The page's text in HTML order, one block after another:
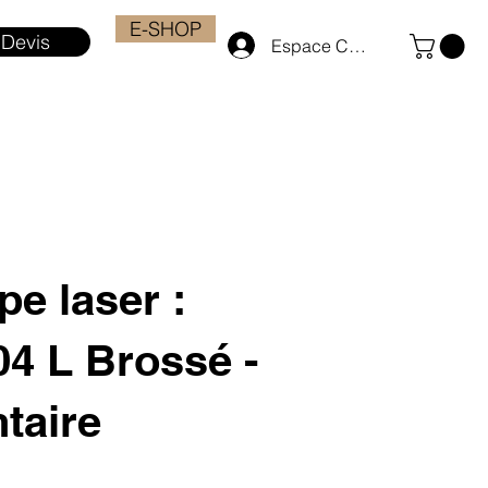
E-SHOP
Espace Client
laser :
L Brossé -